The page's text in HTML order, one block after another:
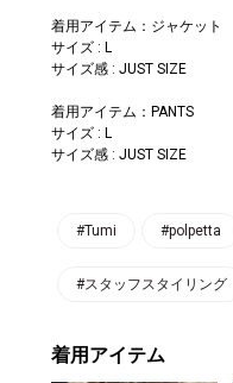
着用アイテム：ジャケット
サイズ : L
サイズ感 : JUST SIZE
着用アイテム：PANTS
サイズ : L
サイズ感 : JUST SIZE
#Tumi #polpetta
#スタッフスタイリング
着用アイテム